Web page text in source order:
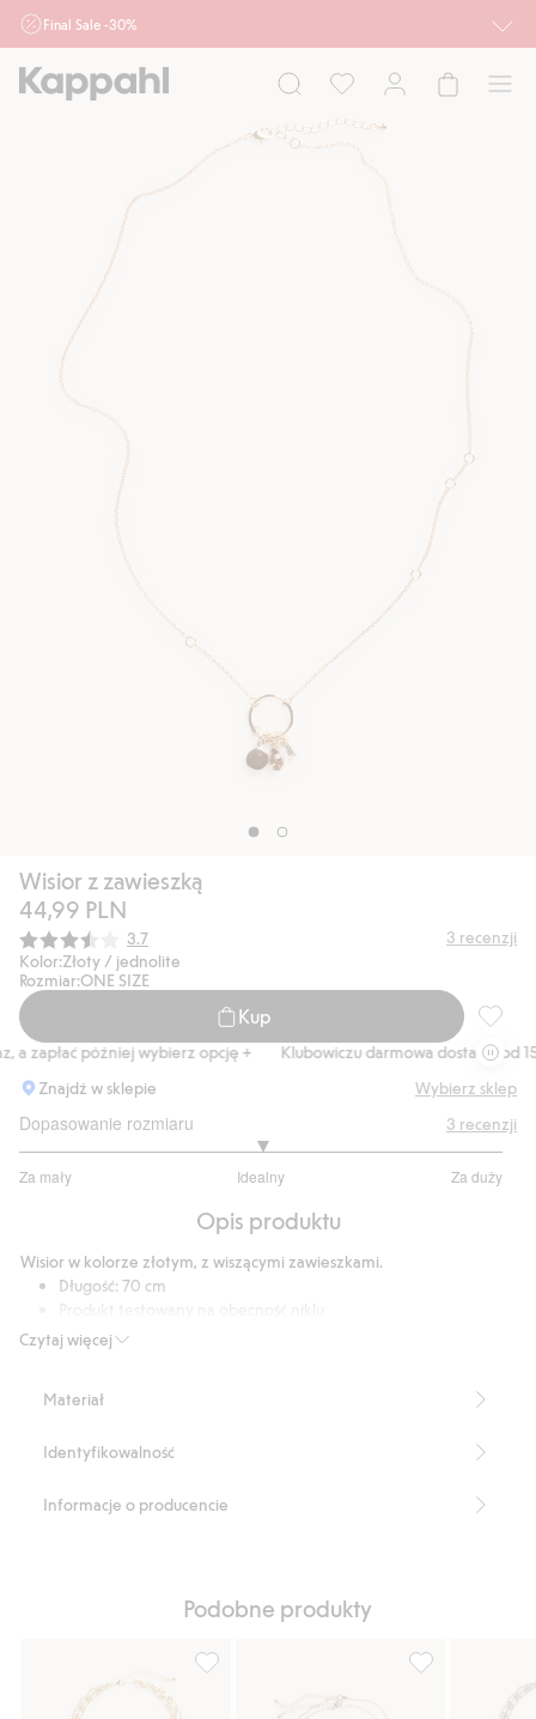
Final Sale -30%
działu outlet do 10.8 w sklepach Kappahl i Newbie oraz na kappahl.com. Ofert
nie łączymy
Dziecko
Wisior z zawieszką
44,99 PLN
Średnia ocena:
3.7 3 recenzji
Kolor:Złoty / jednolite
Rozmiar:ONE SIZE
Kup
zapłać później wybierz opcję +
Klubowiczu darmowa dostawa od 150
Znajdź w sklepie
Wybierz sklep
Dopasowanie rozmiaru
Za mały Idealny Za duży
na
1
głosów
3 recenzji
Opis produktu
Czytaj więcej
Wisior w kolorze złotym, z wiszącymi zawieszkami.
Długość: 70 cm
Numer artykułu
Materiał
Identyfikowalność
Informacje o producencie
Podobne produkty
Wisior z dwoma łańcuszkami, Dodaj do
Naszyjnik w